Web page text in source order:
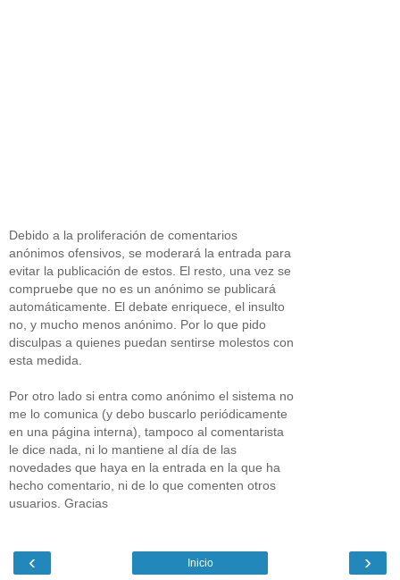
Debido a la proliferación de comentarios
anónimos ofensivos, se moderará la entrada para
evitar la publicación de estos. El resto, una vez se
compruebe que no es un anónimo se publicará
automáticamente. El debate enriquece, el insulto
no, y mucho menos anónimo. Por lo que pido
disculpas a quienes puedan sentirse molestos con
esta medida.
Por otro lado si entra como anónimo el sistema no
me lo comunica (y debo buscarlo periódicamente
en una página interna), tampoco al comentarista
le dice nada, ni lo mantiene al día de las
novedades que haya en la entrada en la que ha
hecho comentario, ni de lo que comenten otros
usuarios. Gracias
‹ ›
Inicio